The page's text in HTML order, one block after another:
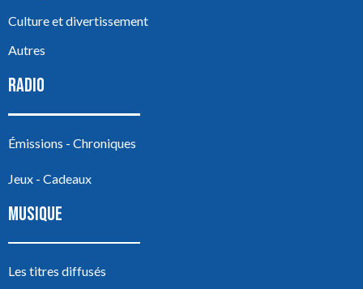
Culture et divertissement
Autres
RADIO
Émissions - Chroniques
Jeux - Cadeaux
MUSIQUE
Les titres diffusés